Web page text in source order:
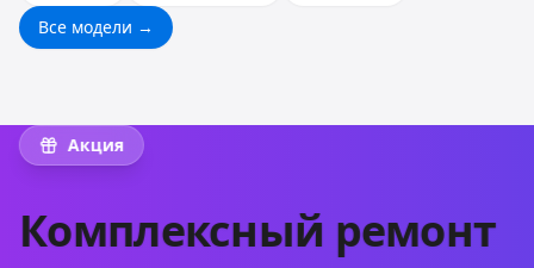
Все модели →
Акция
Комплексный ремонт